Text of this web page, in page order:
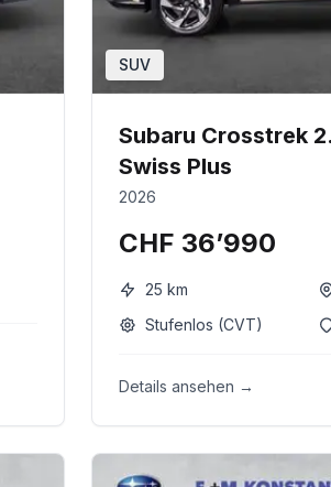
SUV
Subaru Crosstrek
Swiss Plus
2026
CHF 36’990
25 km
Stufenlos (CVT)
Details ansehen →